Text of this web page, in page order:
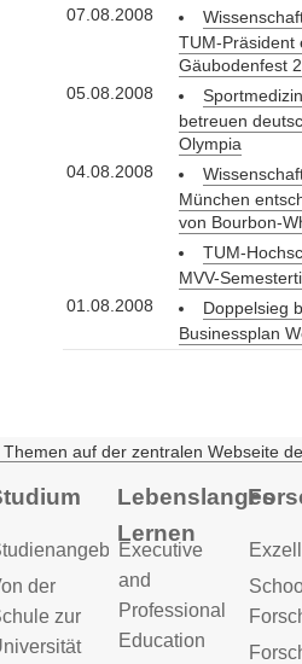
07.08.2008
TUM-Präsident
Gäubodenfest
05.08.2008
betreuen
Olympia
04.08.2008
München
von Bourbon-
TUM-
MVV-
01.08.2008
Doppelsieg
Businessplan
auf der zentralen Webseite
der
zur
Lebenslanges
Lernen
Executive
and
Professional
Education